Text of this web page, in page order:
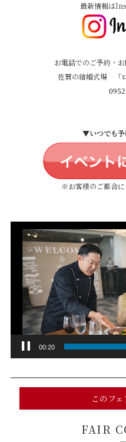
最新情報は
お電話でのご予約・
佐賀の結婚式場 「
▼いつでも
※お客様のご都合
00:22
このフ
FAIR